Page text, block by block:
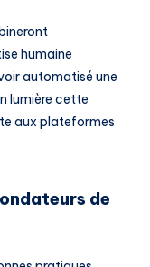
humaine
automatisé une
lumière cette
aux plateformes
de